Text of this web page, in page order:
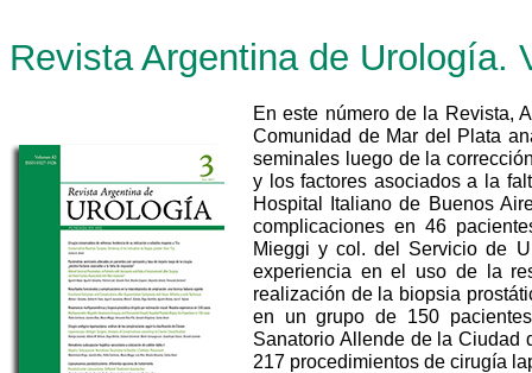
Revista Argentina de Urología.
En este número de la Revista,
Comunidad de Mar del Plata
seminales luego de la
y los factores asociados a la
Hospital Italiano de Buenos
complicaciones en 46
Mieggi y col. del Servicio de
experiencia en el uso de la
realización de la biopsia
en un grupo de 150
Sanatorio Allende de la Ciudad
217 procedimientos de cirugía